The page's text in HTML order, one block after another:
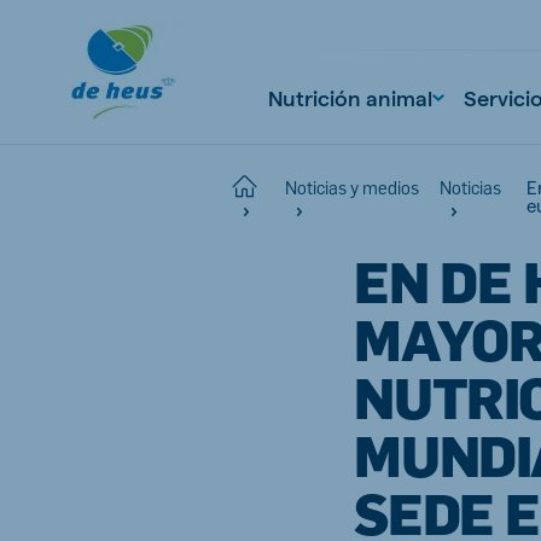
Nutrición animal
Home Noticias y medios Noticias
EN DE
SEDE
Polish
Spain
Spanish